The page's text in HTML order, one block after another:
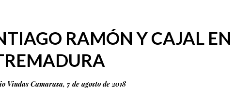
RAMÓN Y CAJAL
Camarasa, 7 de agosto de 2018